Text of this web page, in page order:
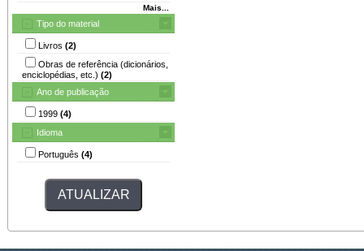
Mais...
Tipo do material
Livros (2)
Obras de referência (dicionários,
enciclopédias, etc.) (2)
Ano de publicação
1999 (4)
Idioma
Português (4)